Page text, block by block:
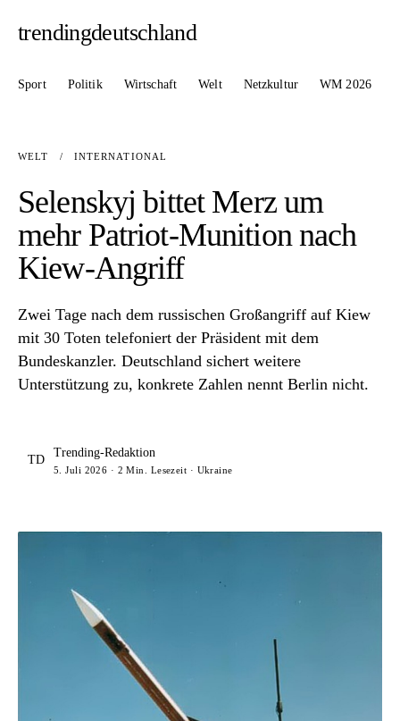
trendingdeutschland
Sport Politik Wirtschaft Welt Netzkultur WM 2026
WELT / INTERNATIONAL
Selenskyj bittet Merz um
mehr Patriot-Munition nach
Kiew-Angriff
Zwei Tage nach dem russischen Großangriff auf Kiew
mit 30 Toten telefoniert der Präsident mit dem
Bundeskanzler. Deutschland sichert weitere
Unterstützung zu, konkrete Zahlen nennt Berlin nicht.
TD
Trending-Redaktion
5. Juli 2026 · 2 Min. Lesezeit · Ukraine